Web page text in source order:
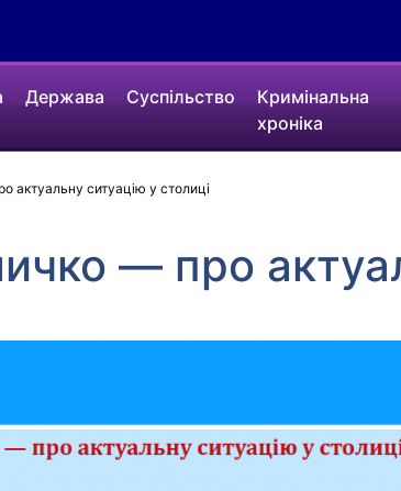
Держава Суспільство
Кримінальна
хроніка
актуальну ситуацію у столиці
— про